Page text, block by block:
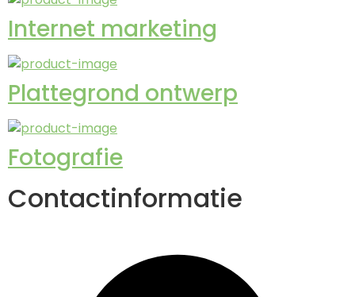
Internet marketing
Plattegrond ontwerp
Fotografie
Contactinformatie